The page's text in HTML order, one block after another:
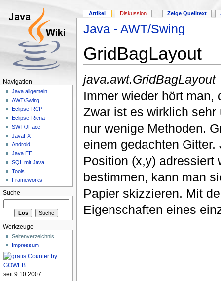
Java - AWT/Swing
GridBagLayout
java.awt.GridBagLayout
Immer wieder hört
Zwar ist es wirklich
nur wenige Methoden.
einem gedachten
Position (x,y) adressiert
bestimmen, kann man
Papier skizzieren. Mit
Eigenschaften eines
Artikel Diskussion Zeige Quelltext
Navigation
Java allgemein
AWT/Swing
Eclipse-RCP
Eclipse-Riena
SWT/JFace
JavaFX
Android
Java EE
SQL mit Java
Tools
Frameworks
Suche
Werkzeuge
Seitenverzeichnis
Impressum
seit 9.10.2007